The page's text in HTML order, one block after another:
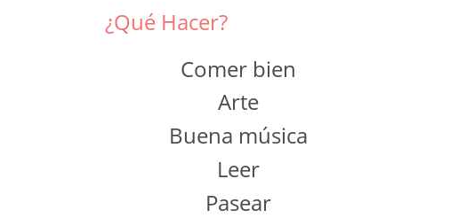
¿Qué Hacer?
Comer bien
Arte
Buena música
Leer
Pasear